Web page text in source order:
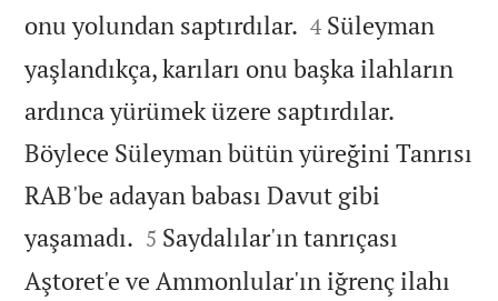
onu yolundan saptırdılar. 

4 Süleyman
yaşlandıkça, karıları onu başka ilahların
ardınca yürümek üzere saptırdılar.
Böylece Süleyman bütün yüreğini Tanrısı
RAB'be adayan babası Davut gibi
yaşamadı. 

5 Saydalılar'ın tanrıçası
Aştoret'e ve Ammonlular'ın iğrenç ilahı